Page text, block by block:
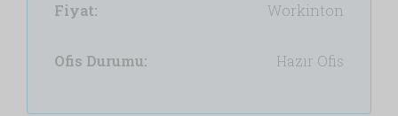
Fiyat: Workinton
Ofis Durumu: Hazır Ofis